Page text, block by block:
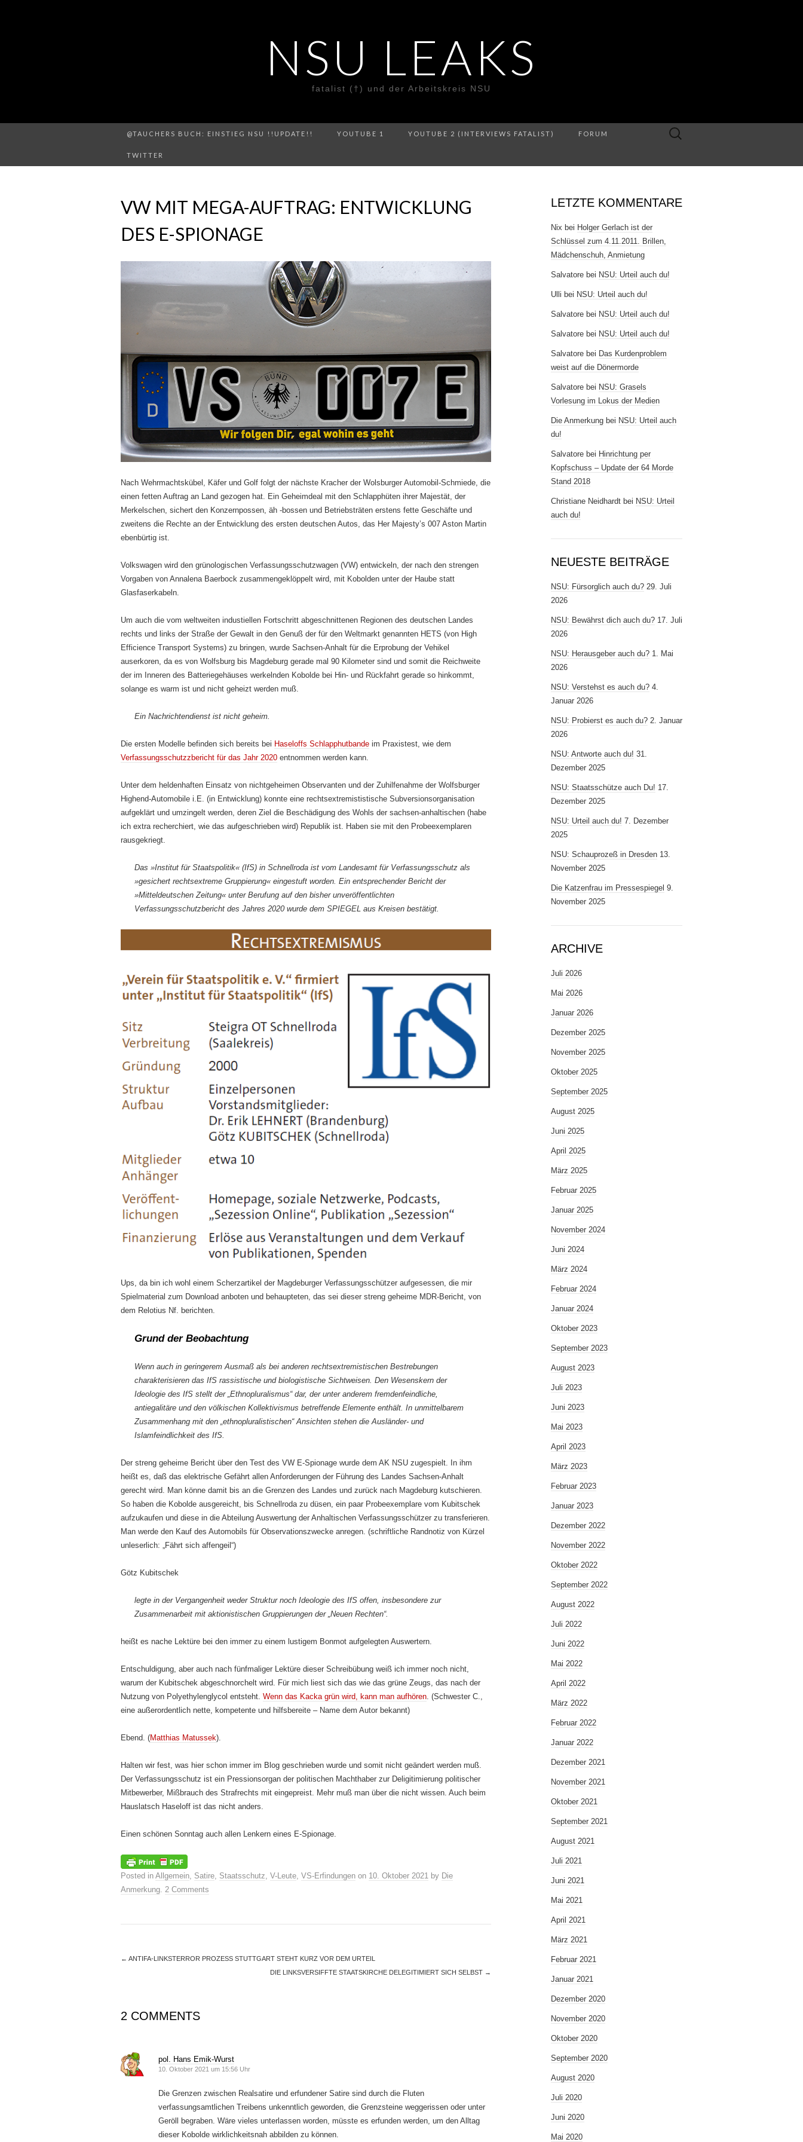
NSU LEAKS
fatalist (†) und der Arbeitskreis NSU
@TAUCHERS BUCH: EINSTIEG NSU !!UPDATE!! YOUTUBE 1 YOUTUBE 2 (INTERVIEWS FATALIST) FORUM
TWITTER
Suche
VW MIT MEGA-AUFTRAG: ENTWICKLUNG
DES E-SPIONAGE
Nach Wehrmachtskübel, Käfer und Golf folgt der nächste Kracher der Wolsburger Automobil-Schmiede, die
einen fetten Auftrag an Land gezogen hat. Ein Geheimdeal mit den Schlapphüten ihrer Majestät, der
Merkelschen, sichert den Konzernpossen, äh -bossen und Betriebsträten erstens fette Geschäfte und
zweitens die Rechte an der Entwicklung des ersten deutschen Autos, das Her Majesty’s 007 Aston Martin
ebenbürtig ist.
Volkswagen wird den grünologischen Verfassungsschutzwagen (VW) entwickeln, der nach den strengen
Vorgaben von Annalena Baerbock zusammengeklöppelt wird, mit Kobolden unter der Haube statt
Glasfaserkabeln.
Um auch die vom weltweiten industiellen Fortschritt abgeschnittenen Regionen des deutschen Landes
rechts und links der Straße der Gewalt in den Genuß der für den Weltmarkt genannten HETS (von High
Efficience Transport Systems) zu bringen, wurde Sachsen-Anhalt für die Erprobung der Vehikel
auserkoren, da es von Wolfsburg bis Magdeburg gerade mal 90 Kilometer sind und somit die Reichweite
der im Inneren des Batteriegehäuses werkelnden Kobolde bei Hin- und Rückfahrt gerade so hinkommt,
solange es warm ist und nicht geheizt werden muß.
Ein Nachrichtendienst ist nicht geheim.
Die ersten Modelle befinden sich bereits bei Haseloffs Schlapphutbande im Praxistest, wie dem
Verfassungsschutzzbericht für das Jahr 2020 entnommen werden kann.
Unter dem heldenhaften Einsatz von nichtgeheimen Observanten und der Zuhilfenahme der Wolfsburger
Highend-Automobile i.E. (in Entwicklung) konnte eine rechtsextremististische Subversionsorganisation
aufgeklärt und umzingelt werden, deren Ziel die Beschädigung des Wohls der sachsen-anhaltischen (habe
ich extra recherchiert, wie das aufgeschrieben wird) Republik ist. Haben sie mit den Probeexemplaren
rausgekriegt.
Das »Institut für Staatspolitik« (IfS) in Schnellroda ist vom Landesamt für Verfassungsschutz als
»gesichert rechtsextreme Gruppierung« eingestuft worden. Ein entsprechender Bericht der
»Mitteldeutschen Zeitung« unter Berufung auf den bisher unveröffentlichten
Verfassungsschutzbericht des Jahres 2020 wurde dem SPIEGEL aus Kreisen bestätigt.
Ups, da bin ich wohl einem Scherzartikel der Magdeburger Verfassungsschützer aufgesessen, die mir
Spielmaterial zum Download anboten und behaupteten, das sei dieser streng geheime MDR-Bericht, von
dem Relotius Nf. berichten.
Grund der Beobachtung
Wenn auch in geringerem Ausmaß als bei anderen rechtsextremistischen Bestrebungen
charakterisieren das IfS rassistische und biologistische Sichtweisen. Den Wesenskern der
Ideologie des IfS stellt der „Ethnopluralismus“ dar, der unter anderem fremdenfeindliche,
antiegalitäre und den völkischen Kollektivismus betreffende Elemente enthält. In unmittelbarem
Zusammenhang mit den „ethnopluralistischen“ Ansichten stehen die Ausländer- und
Islamfeindlichkeit des IfS.
Der streng geheime Bericht über den Test des VW E-Spionage wurde dem AK NSU zugespielt. In ihm
heißt es, daß das elektrische Gefährt allen Anforderungen der Führung des Landes Sachsen-Anhalt
gerecht wird. Man könne damit bis an die Grenzen des Landes und zurück nach Magdeburg kutschieren.
So haben die Kobolde ausgereicht, bis Schnellroda zu düsen, ein paar Probeexemplare vom Kubitschek
aufzukaufen und diese in die Abteilung Auswertung der Anhaltischen Verfassungsschützer zu transferieren.
Man werde den Kauf des Automobils für Observationszwecke anregen. (schriftliche Randnotiz von Kürzel
unleserlich: „Fährt sich affengeil“)
Götz Kubitschek
legte in der Vergangenheit weder Struktur noch Ideologie des IfS offen, insbesondere zur
Zusammenarbeit mit aktionistischen Gruppierungen der „Neuen Rechten“.
heißt es nache Lektüre bei den immer zu einem lustigem Bonmot aufgelegten Auswertern.
Entschuldigung, aber auch nach fünfmaliger Lektüre dieser Schreibübung weiß ich immer noch nicht,
warum der Kubitschek abgeschnorchelt wird. Für mich liest sich das wie das grüne Zeugs, das nach der
Nutzung von Polyethylenglycol entsteht. Wenn das Kacka grün wird, kann man aufhören . (Schwester C.,
eine außerordentlich nette, kompetente und hilfsbereite – Name dem Autor bekannt)
Ebend. (Matthias Matussek).
Halten wir fest, was hier schon immer im Blog geschrieben wurde und somit nicht geändert werden muß.
Der Verfassungsschutz ist ein Pressionsorgan der politischen Machthaber zur Deligitimierung politischer
Mitbewerber, Mißbrauch des Strafrechts mit eingepreist. Mehr muß man über die nicht wissen. Auch beim
Hauslatsch Haseloff ist das nicht anders.
Einen schönen Sonntag auch allen Lenkern eines E-Spionage.
Posted in Allgemein, Satire, Staatsschutz, V-Leute, VS-Erfindungen on 10. Oktober 2021 by Die
Anmerkung. 2 Comments
← ANTIFA-LINKSTERROR PROZESS STUTTGART STEHT KURZ VOR DEM URTEIL
DIE LINKSVERSIFFTE STAATSKIRCHE DELEGITIMIERT SICH SELBST →
2 COMMENTS
pol. Hans Emik-Wurst
10. Oktober 2021 um 15:56 Uhr
Die Grenzen zwischen Realsatire und erfundener Satire sind durch die Fluten
verfassungsamtlichen Treibens unkenntlich geworden, die Grenzsteine weggerissen oder unter
Geröll begraben. Wäre vieles unterlassen worden, müsste es erfunden werden, um den Alltag
dieser Kobolde wirklichkeitsnah abbilden zu können.
LETZTE KOMMENTARE
Nix bei Holger Gerlach ist der
Schlüssel zum 4.11.2011. Brillen,
Mädchenschuh, Anmietung
Salvatore bei NSU: Urteil auch du!
Ulli bei NSU: Urteil auch du!
Salvatore bei NSU: Urteil auch du!
Salvatore bei NSU: Urteil auch du!
Salvatore bei Das Kurdenproblem
weist auf die Dönermorde
Salvatore bei NSU: Grasels
Vorlesung im Lokus der Medien
Die Anmerkung bei NSU: Urteil auch
du!
Salvatore bei Hinrichtung per
Kopfschuss – Update der 64 Morde
Stand 2018
Christiane Neidhardt bei NSU: Urteil
auch du!
NEUESTE BEITRÄGE
NSU: Fürsorglich auch du? 29. Juli
2026
NSU: Bewährst dich auch du? 17. Juli
2026
NSU: Herausgeber auch du? 1. Mai
2026
NSU: Verstehst es auch du? 4.
Januar 2026
NSU: Probierst es auch du? 2. Januar
2026
NSU: Antworte auch du! 31.
Dezember 2025
NSU: Staatsschütze auch Du! 17.
Dezember 2025
NSU: Urteil auch du! 7. Dezember
2025
NSU: Schauprozeß in Dresden 13.
November 2025
Die Katzenfrau im Pressespiegel 9.
November 2025
ARCHIVE
Juli 2026
Mai 2026
Januar 2026
Dezember 2025
November 2025
Oktober 2025
September 2025
August 2025
Juni 2025
April 2025
März 2025
Februar 2025
Januar 2025
November 2024
Juni 2024
März 2024
Februar 2024
Januar 2024
Oktober 2023
September 2023
August 2023
Juli 2023
Juni 2023
Mai 2023
April 2023
März 2023
Februar 2023
Januar 2023
Dezember 2022
November 2022
Oktober 2022
September 2022
August 2022
Juli 2022
Juni 2022
Mai 2022
April 2022
März 2022
Februar 2022
Januar 2022
Dezember 2021
November 2021
Oktober 2021
September 2021
August 2021
Juli 2021
Juni 2021
Mai 2021
April 2021
März 2021
Februar 2021
Januar 2021
Dezember 2020
November 2020
Oktober 2020
September 2020
August 2020
Juli 2020
Juni 2020
Mai 2020